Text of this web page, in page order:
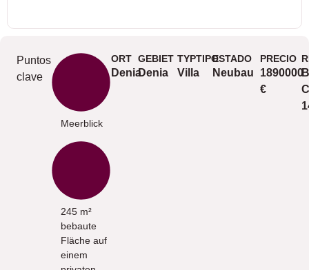
Puntos
clave
Meerblick
245 m²
bebaute
Fläche auf
einem
ORT
Denia
GEBIET
Denia
TYPTIPO
Villa
ESTADO
Neubau
PRECIO
1890000
€